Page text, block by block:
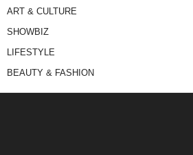
ART & CULTURE
SHOWBIZ
LIFESTYLE
BEAUTY & FASHION